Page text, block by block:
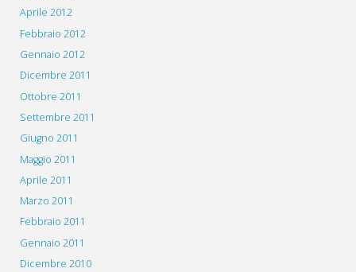
Aprile 2012
Febbraio 2012
Gennaio 2012
Dicembre 2011
Ottobre 2011
Settembre 2011
Giugno 2011
Maggio 2011
Aprile 2011
Marzo 2011
Febbraio 2011
Gennaio 2011
Dicembre 2010